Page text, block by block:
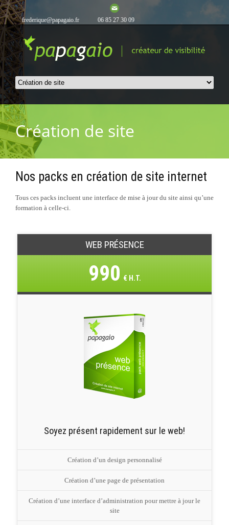
frederique@papagaio.fr 06 85 27 30 09
Création de site
Nos packs en création de site internet
Tous ces packs incluent une interface de mise à jour du site ainsi qu’une
formation à celle-ci.
WEB PRÉSENCE
990 € H.T.
Soyez présent rapidement sur le web!
Création d’un design personnalisé
Création d’une page de présentation
Création d’une interface d’administration pour mettre à jour le
site